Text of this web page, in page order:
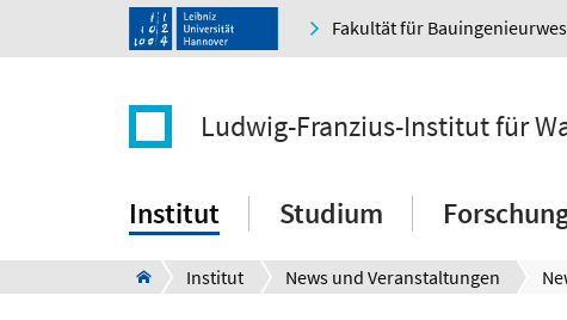
Fakultät für
Ludwig-Franzius-Institut für
Institut Studium
Institut News und Veranstaltungen